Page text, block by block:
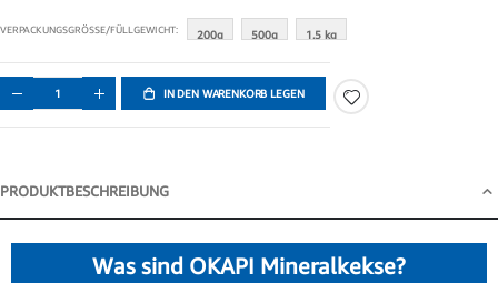
VERPACKUNGSGRÖSSE/FÜLLGEWICHT 200g 500g 1.5 kg
IN DEN WARENKORB LEGEN
PRODUKTBESCHREIBUNG
Produktbeschreibung
Was sind OKAPI Mineralkekse?